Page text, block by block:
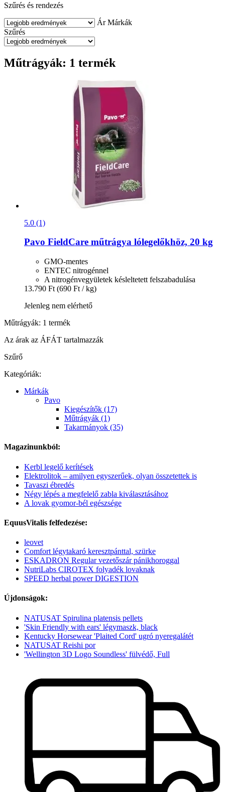
Szűrés és rendezés
Ár Márkák
Szűrés
Műtrágyák: 1 termék
5.0 (1)
Pavo FieldCare műtrágya lólegelőkhöz, 20 kg
GMO-mentes
ENTEC nitrogénnel
A nitrogénvegyületek késleltetett felszabadulása
13.790 Ft (690 Ft / kg)
Jelenleg nem elérhető
Műtrágyák: 1 termék
Az árak az ÁFÁT tartalmazzák
Szűrő
Kategóriák:
Márkák
Pavo
Kiegészítők (17)
Műtrágyák (1)
Takarmányok (35)
Magazinunkból:
Kerbl legelő kerítések
Elektrolitok – amilyen egyszerűek, olyan összetettek is
Tavaszi ébredés
Négy lépés a megfelelő zabla kiválasztásához
A lovak gyomor-bél egészsége
EquusVitalis felfedezése:
leovet
Comfort légytakaró keresztpánttal, szürke
ESKADRON Regular vezetőszár pánikhoroggal
NutriLabs CIROTEX folyadék lovaknak
SPEED herbal power DIGESTION
Újdonságok:
NATUSAT Spirulina platensis pellets
'Skin Friendly with ears' légymaszk, black
Kentucky Horsewear 'Plaited Cord' ugró nyeregalátét
NATUSAT Reishi por
'Wellington 3D Logo Soundless' fülvédő, Full